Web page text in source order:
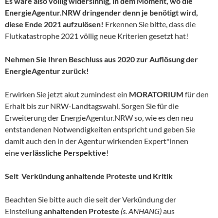
EnergieAgentur.NRW dringender denn je benötigt wird,
diese Ende 2021 aufzulösen! Erkennen Sie bitte, dass die
Flutkatastrophe 2021 völlig neue Kriterien gesetzt hat!
Nehmen Sie Ihren Beschluss aus 2020 zur Auflösung der
EnergieAgentur zurück!
Erwirken Sie jetzt akut zumindest ein MORATORIUM für den
Erhalt bis zur NRW-Landtagswahl. Sorgen Sie für die
Erweiterung der EnergieAgentur.NRW so, wie es den neu
entstandenen Notwendigkeiten entspricht und geben Sie
damit auch den in der Agentur wirkenden Expert*innen
eineverlässliche Perspektive!
Seit Verkündung anhaltende Proteste und Kritik
Beachten Sie bitte auch die seit der Verkündung der
Einstellunganhaltenden Proteste (s. ANHANG)aus